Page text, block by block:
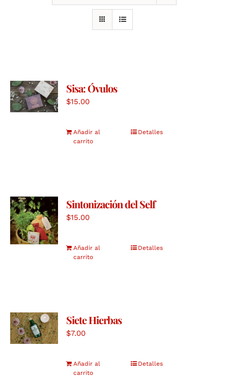
Sisa: Óvulos
$15.00
Añadir al
carrito
Detalles
Sintonización del Self
$15.00
Añadir al
carrito
Detalles
Siete Hierbas
$7.00
Añadir al
carrito
Detalles